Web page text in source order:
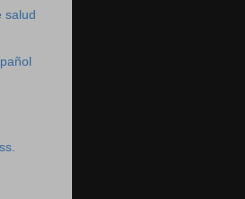
salud